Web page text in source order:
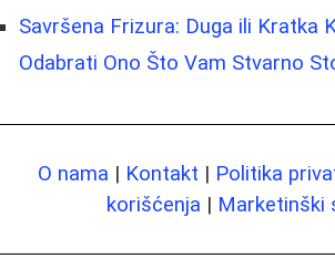
Savršena Frizura: Duga ili Kratka
Odabrati Ono Što Vam Stvarno
O nama | Kontakt | Politika
korišćenja | Marketinški